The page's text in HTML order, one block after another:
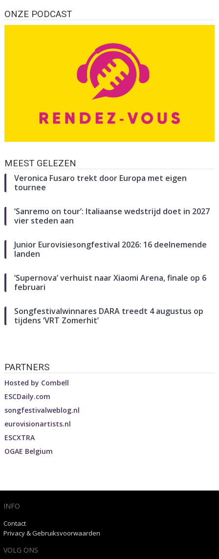
ONZE PODCAST
MEEST GELEZEN
Veronica Fusaro trekt door Europa met eigen
tournee
‘Sanremo on tour’: Italiaanse wedstrijd doet in 2027
vier steden aan
Junior Eurovisiesongfestival 2026: 16 deelnemende
landen
‘Supernova’ verhuist naar Xiaomi Arena, finale op 6
februari
Songfestivalwinnares DARA treedt 4 augustus op
tijdens ‘VRT Zomerhit’
PARTNERS
Hosted by Combell
ESCDaily.com
songfestivalweblog.nl
eurovisionartists.nl
ESCXTRA
OGAE Belgium
INFO
Contact
Privacy & Gebruiksvoorwaarden
VOLG ONS